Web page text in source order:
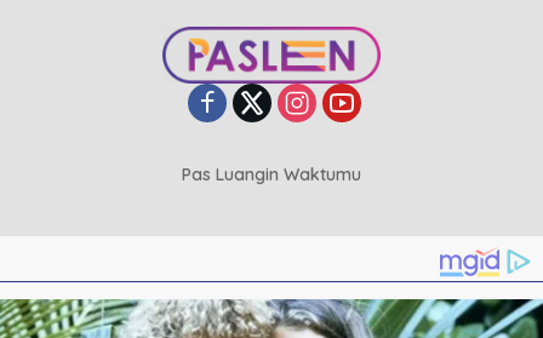
Pas Luangin Waktumu